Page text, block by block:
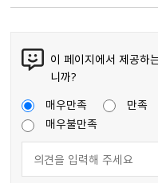
이 페이지에서 제공하
니까?
매우만족
만족
매우불만족